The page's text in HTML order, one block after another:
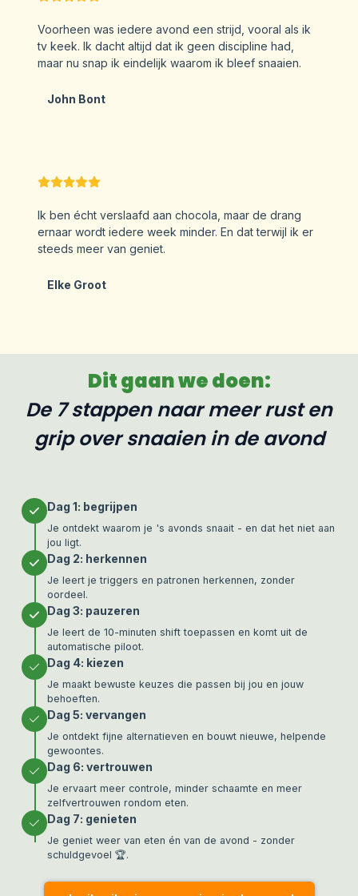
Voorheen was iedere avond een strijd, vooral als ik
tv keek. Ik dacht altijd dat ik geen discipline had,
maar nu snap ik eindelijk waarom ik bleef snaaien.
John Bont
Ik ben écht verslaafd aan chocola, maar de drang
ernaar wordt iedere week minder. En dat terwijl ik er
steeds meer van geniet.
Elke Groot
Dit gaan we doen:
De 7 stappen naar meer rust en
grip over snaaien in de avond
Dag 1: begrijpen
Je ontdekt waarom je 's avonds snaait - en dat het niet aan
jou ligt.
Dag 2: herkennen
Je leert je triggers en patronen herkennen, zonder
oordeel.
Dag 3: pauzeren
Je leert de 10-minuten shift toepassen en komt uit de
automatische piloot.
Dag 4: kiezen
Je maakt bewuste keuzes die passen bij jou en jouw
behoeften.
Dag 5: vervangen
Je ontdekt fijne alternatieven en bouwt nieuwe, helpende
gewoontes.
Dag 6: vertrouwen
Je ervaart meer controle, minder schaamte en meer
zelfvertrouwen rondom eten.
Dag 7: genieten
Je geniet weer van eten én van de avond - zonder
schuldgevoel 🏆.